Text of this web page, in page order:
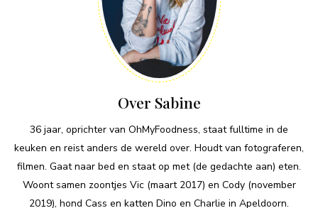
Over Sabine
36 jaar, oprichter van OhMyFoodness, staat fulltime in de
keuken en reist anders de wereld over. Houdt van fotograferen,
filmen. Gaat naar bed en staat op met (de gedachte aan) eten.
Woont samen zoontjes Vic (maart 2017) en Cody (november
2019), hond Cass en katten Dino en Charlie in Apeldoorn.